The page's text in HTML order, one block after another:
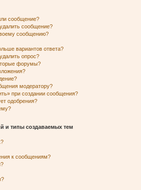
сообщение?
сообщение?
сообщению?
вариантов ответа?
опрос?
форумы?
модератору?
при создании сообщения?
одобрения?
и типы создаваемых тем
к сообщениям?